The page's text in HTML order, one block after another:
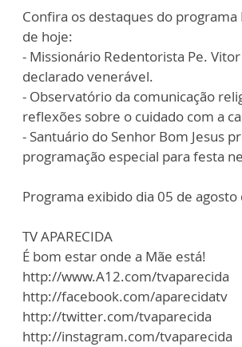
Confira os destaques do programa
de hoje:
- Missionário Redentorista Pe.
declarado venerável.
- Observatório da comunicação
reflexões sobre o cuidado com a
- Santuário do Senhor Bom Jesus
programação especial para festa
Programa exibido dia 05 de agosto
TV APARECIDA
É bom estar onde a Mãe está!
http://www.A12.com/tvaparecida
http://facebook.com/aparecidatv
http://twitter.com/tvaparecida
http://instagram.com/tvaparecida